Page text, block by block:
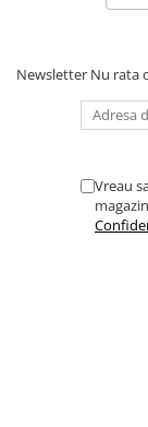
Newsletter Nu rata
Vreau